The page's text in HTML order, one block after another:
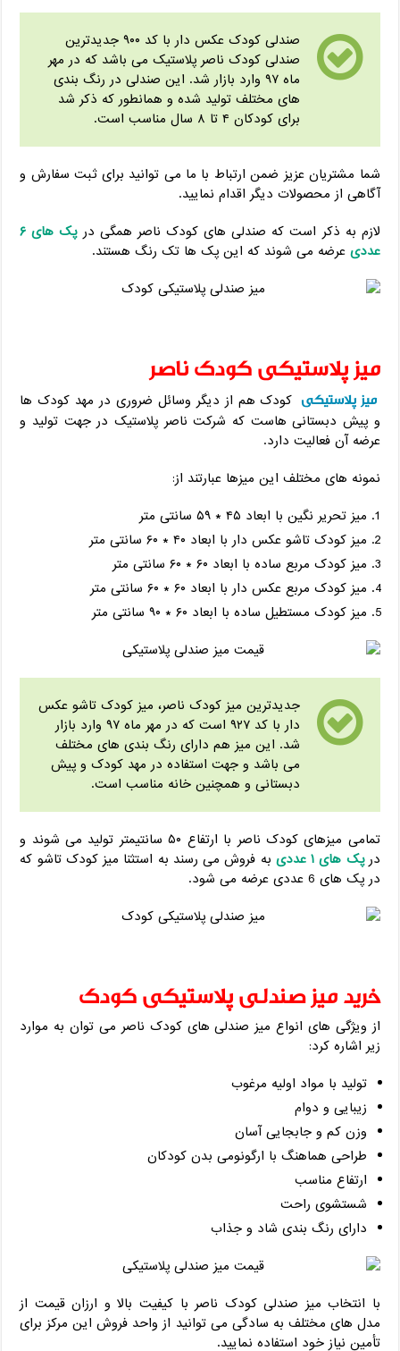
صندلی کودک عکس دار با کد ۹۰۰ جدیدترین
صندلی کودک ناصر پلاستیک می باشد که در مهر
ماه ۹۷ وارد بازار شد. این صندلی در رنگ بندی
های مختلف تولید شده و همانطور که ذکر شد
برای کودکان ۴ تا ۸ سال مناسب است.
شما مشتریان عزیز ضمن ارتباط با ما می توانید برای ثبت سفارش و
آگاهی از محصولات دیگر اقدام نمایید.
لازم به ذکر است که صندلی های کودک ناصر همگی در
پک های ۶
عددی عرضه می شوند که این پک ها تک رنگ هستند.
میز پلاستیکی کودک ناصر
میز پلاستیکی کودک هم از دیگر وسائل ضروری در مهد کودک ها
و پیش دبستانی هاست که شرکت ناصر پلاستیک در جهت تولید و
عرضه آن فعالیت دارد.
نمونه های مختلف این میزها عبارتند از:
میز تحریر نگین با ابعاد ۴۵ * ۵۹ سانتی متر
میز کودک تاشو عکس دار با ابعاد ۴۰ * ۶۰ سانتی متر
میز کودک مربع ساده با ابعاد ۶۰ * ۶۰ سانتی متر
میز کودک مربع عکس دار با ابعاد ۶۰ * ۶۰ سانتی متر
میز کودک مستطیل ساده با ابعاد ۶۰ * ۹۰ سانتی متر
جدیدترین میز کودک ناصر، میز کودک تاشو عکس
دار با کد ۹۲۷ است که در مهر ماه ۹۷ وارد بازار
شد. این میز هم دارای رنگ بندی های مختلف
می باشد و جهت استفاده در مهد کودک و پیش
دبستانی و همچنین خانه مناسب است.
تمامی میزهای کودک ناصر با ارتفاع ۵۰ سانتیمتر تولید می شوند و
درپک های ۱ عددی
به فروش می رسند به استثنا میز کودک تاشو که
در پک های 6 عددی عرضه می شود.
خرید میز صندلی پلاستیکی کودک
از ویژگی های انواع میز صندلی های کودک ناصر می توان به موارد
زیر اشاره کرد:
تولید با مواد اولیه مرغوب
زیبایی و دوام
وزن کم و جابجایی آسان
طراحی هماهنگ با ارگونومی بدن کودکان
ارتفاع مناسب
شستشوی راحت
دارای رنگ بندی شاد و جذاب
با انتخاب میز صندلی کودک ناصر با کیفیت بالا و ارزان قیمت از
مدل های مختلف به سادگی می توانید از واحد فروش این مرکز برای
تأمین نیاز خود استفاده نمایید.